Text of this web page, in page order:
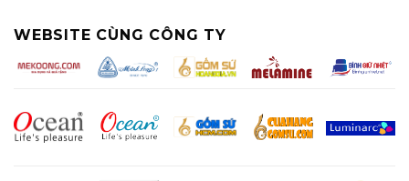
WEBSITE CÙNG CÔNG TY